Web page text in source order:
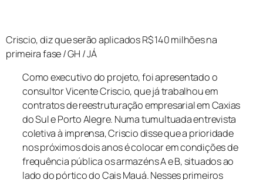
Criscio, diz que serão aplicados R$ 140 milhões na
primeira fase / GH / JÁ
Como executivo do projeto, foi apresentado o
consultor Vicente Criscio, que já trabalhou em
contratos de reestruturação empresarial em Caxias
do Sul e Porto Alegre. Numa tumultuada entrevista
coletiva à imprensa, Criscio disse que a prioridade
nos próximos dois anos é colocar em condições de
frequência pública os armazéns A e B, situados ao
lado do pórtico do Cais Mauá. Nesses primeiros